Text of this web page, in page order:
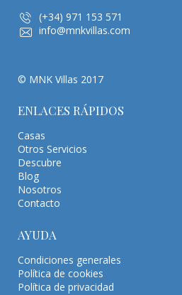
(+34) 971 153 571
info@mnkvillas.com
© MNK Villas 2017
ENLACES RÁPIDOS
Casas
Otros Servicios
Descubre
Blog
Nosotros
Contacto
AYUDA
Condiciones generales
Política de cookies
Política de privacidad